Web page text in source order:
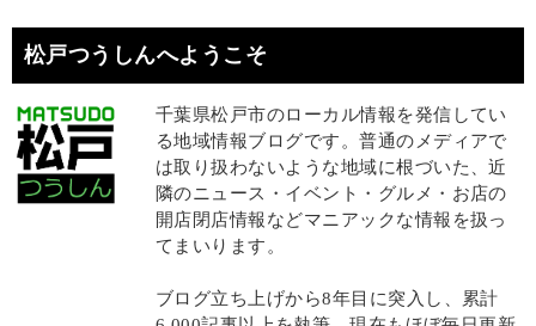
松戸つうしんへようこそ
千葉県松戸市のローカル情報を発信してい
る地域情報ブログです。普通のメディアで
は取り扱わないような地域に根づいた、近
隣のニュース・イベント・グルメ・お店の
開店閉店情報などマニアックな情報を扱っ
てまいります。
ブログ立ち上げから8年目に突入し、累計